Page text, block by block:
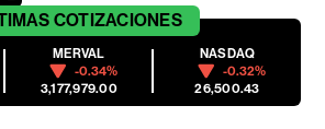
COTIZACIONES
MERVAL
-0.34%
3,177,979.00
NASDAQ
-0.32%
26,500.43